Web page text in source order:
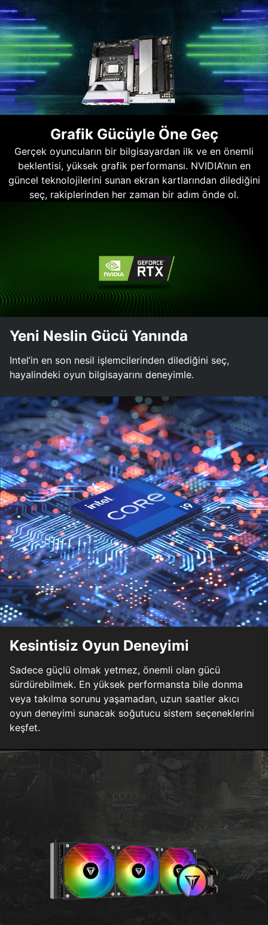
Grafik Gücüyle Öne Geç
Gerçek oyuncuların bir bilgisayardan ilk ve en önemli
beklentisi, yüksek grafik performansı. NVIDIA’nın en
güncel teknolojilerini sunan ekran kartlarından dilediğini
seç, rakiplerinden her zaman bir adım önde ol.
Yeni Neslin Gücü Yanında
Intel’in en son nesil işlemcilerinden dilediğini seç,
hayalindeki oyun bilgisayarını deneyimle.
Kesintisiz Oyun Deneyimi
Sadece güçlü olmak yetmez, önemli olan gücü
sürdürebilmek. En yüksek performansta bile donma
veya takılma sorunu yaşamadan, uzun saatler akıcı
oyun deneyimi sunacak soğutucu sistem seçeneklerini
keşfet.